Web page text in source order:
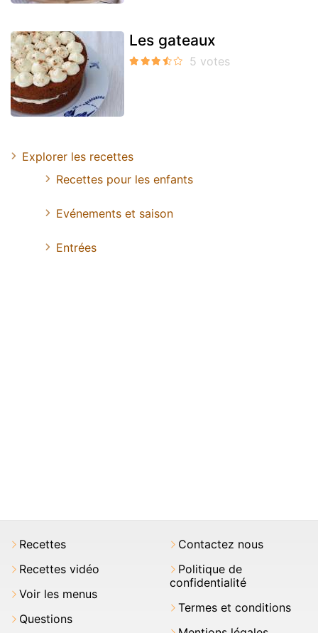
Les gateaux
Explorer les recettes
Recettes pour les enfants
Evénements et saison
Entrées
Recettes
Recettes vidéo
Voir les menus
Questions
Contactez nous
Politique de
confidentialité
Termes et conditions